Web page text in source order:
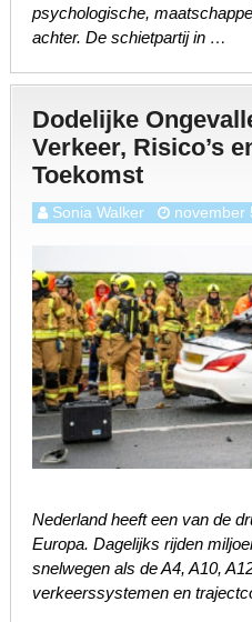
psychologische,
achter. De schietpartij in …
Dodelijke
Verkeer, Risico’s
Toekomst
Sonia Walker november
Nederland heeft een van de
Europa. Dagelijks rijden
snelwegen als de A4, A10,
verkeerssystemen en